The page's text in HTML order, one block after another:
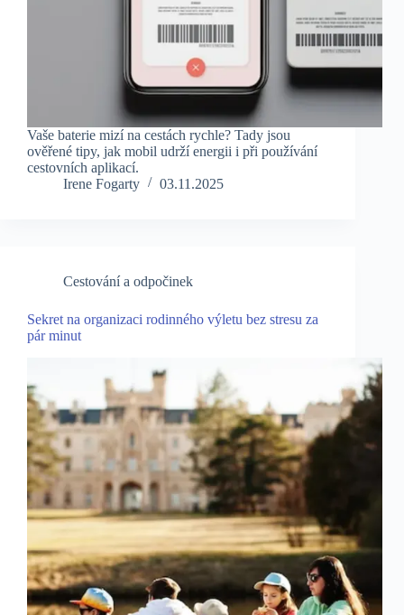
Vaše baterie mizí na cestách rychle? Tady jsou
ověřené tipy, jak mobil udrží energii i při používání
cestovních aplikací.
Irene Fogarty
03.11.2025
Cestování a odpočinek
Sekret na organizaci rodinného výletu bez stresu za
pár minut